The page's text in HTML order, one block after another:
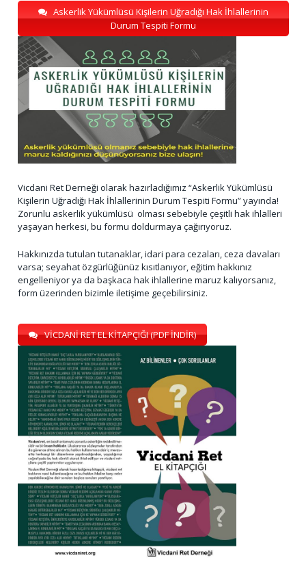
Askerlik Yükümlüsü Kişilerin Uğradığı Hak İhlallerinin
Durum Tespiti Formu
Vicdani Ret Derneği olarak hazırladığımız “Askerlik Yükümlüsü
Kişilerin Uğradığı Hak İhlallerinin Durum Tespiti Formu” yayında!
Zorunlu askerlik yükümlüsü olması sebebiyle çeşitli hak ihlalleri
yaşayan herkesi, bu formu doldurmaya çağırıyoruz.
Hakkınızda tutulan tutanaklar, idari para cezaları, ceza davaları
varsa; seyahat özgürlüğünüz kısıtlanıyor, eğitim hakkınız
engelleniyor ya da başkaca hak ihlallerine maruz kalıyorsanız,
form üzerinden bizimle iletişime geçebilirsiniz.
VİCDANİ RET EL KİTAPÇIĞI (PDF İNDİR)